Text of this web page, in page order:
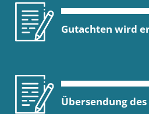
Gutachten wird
Übersendung